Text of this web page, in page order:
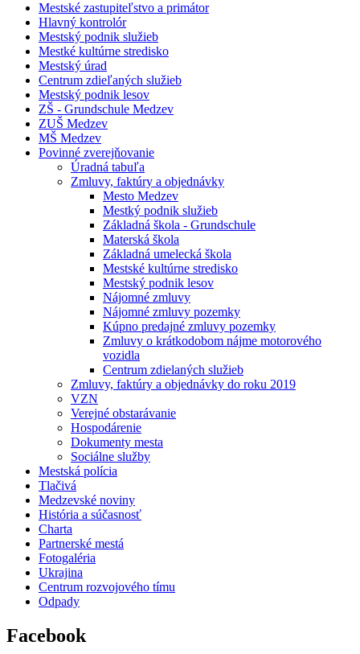
Mestské zastupiteľstvo a primátor
Hlavný kontrolór
Mestský podnik služieb
Mestké kultúrne stredisko
Mestský úrad
Centrum zdieľaných služieb
Mestský podnik lesov
ZŠ - Grundschule Medzev
ZUŠ Medzev
MŠ Medzev
Povinné zverejňovanie
Úradná tabuľa
Zmluvy, faktúry a objednávky
Mesto Medzev
Mestký podnik služieb
Základná škola - Grundschule
Materská škola
Základná umelecká škola
Mestské kultúrne stredisko
Mestský podnik lesov
Nájomné zmluvy
Nájomné zmluvy pozemky
Kúpno predajné zmluvy pozemky
Zmluvy o krátkodobom nájme motorového
vozidla
Centrum zdielaných služieb
Zmluvy, faktúry a objednávky do roku 2019
VZN
Verejné obstarávanie
Hospodárenie
Dokumenty mesta
Sociálne služby
Mestská polícia
Tlačivá
Medzevské noviny
História a súčasnosť
Charta
Partnerské mestá
Fotogaléria
Ukrajina
Centrum rozvojového tímu
Odpady
Facebook